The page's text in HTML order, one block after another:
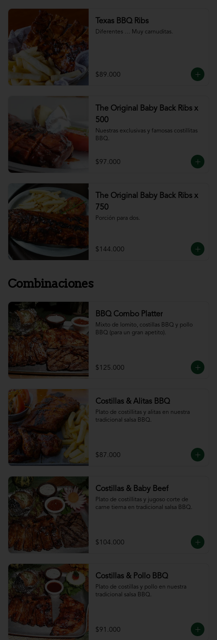
Texas BBQ Ribs
Diferentes … Muy carnuditas.
$89.000
The Original Baby Back Ribs x
500
Nuestras exclusivas y famosas costillitas
BBQ.
$97.000
The Original Baby Back Ribs x
750
Porción para dos.
$144.000
Combinaciones
BBQ Combo Platter
Mixto de lomito, costillas BBQ y pollo
BBQ (para un gran apetito).
$125.000
Costillas & Alitas BBQ
Plato de costillitas y alitas en nuestra
tradicional salsa BBQ.
$87.000
Costillas & Baby Beef
Plato de costillitas y jugoso corte de
carne tierna en tradicional salsa BBQ.
$104.000
Costillas & Pollo BBQ
Plato de costillas y pollo en nuestra
tradicional salsa BBQ.
$91.000